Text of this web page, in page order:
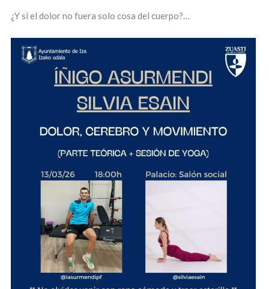
¿Y si el dolor no fuera solo cosa del cuerpo?…